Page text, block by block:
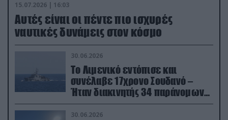
15.07.2026 | 16:03
Aυτές είναι οι πέντε πιο ισχυρές
ναυτικές δυνάμεις στον κόσμο
30.06.2026
Το Λιμενικό εντόπισε και
συνέλαβε 17χρονο Σουδανό –
Ήταν διακινητής 34 παράνομων
μεταναστών
30.06.2026